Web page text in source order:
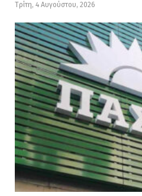
Τρίτη, 4 Αυγούστου, 2026